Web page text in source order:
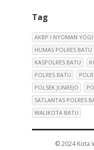
Tag
AKBP I NYOMAN YOGI
HUMAS POLRES BATU
KASPOLRES BATU
POLRES BATU
POLSEK JUNREJO
SATLANTAS POLRES
WALIKOTA BATU
© 2024Kota